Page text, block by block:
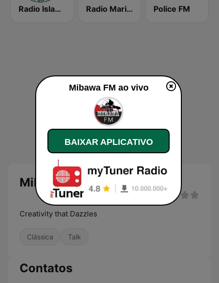
Radio Islam Malawi Radio Maria Malawi Police FM
Mibawa FM
Creativity that Dazzles
Clássica Talk
Contatos
Mibawa FM ao vivo
BAIXAR APLICATIVO